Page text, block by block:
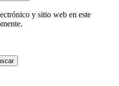
y sitio web en este